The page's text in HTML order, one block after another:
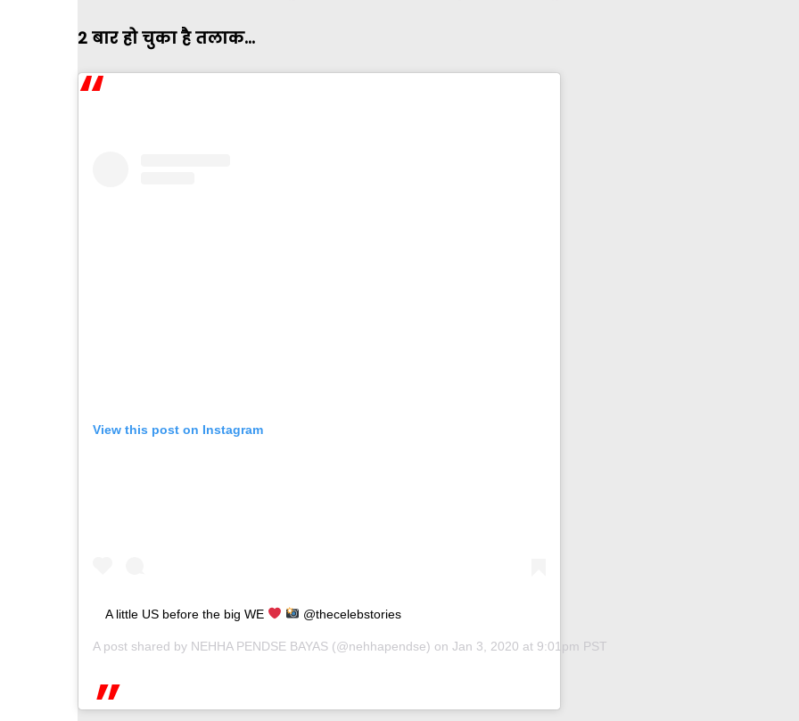
2 बार हो चुका है तलाक...
View this post on Instagram
A little US before the big WE @thecelebstories
A post shared by NEHHA PENDSE BAYAS (@nehhapendse) on Jan 3, 2020 at 9:01pm PST